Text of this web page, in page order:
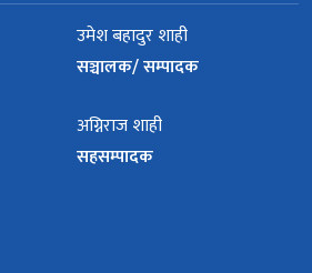
उमेश बहादुर शाही
सञ्चालक/ सम्पादक
अग्निराज शाही
सहसम्पादक